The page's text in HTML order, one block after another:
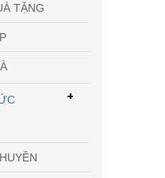
TẶNG
+